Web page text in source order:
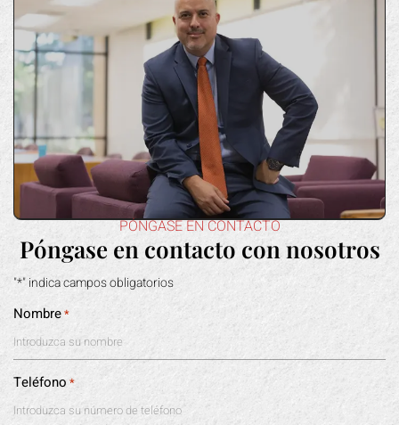
PÓNGASE EN CONTACTO
Póngase en contacto con nosotros
"*" indica campos obligatorios
Nombre*
Teléfono *